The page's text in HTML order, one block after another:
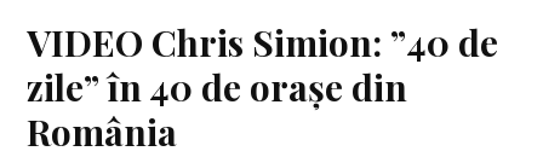
VIDEO Chris Simion: ”40 de
zile” în 40 de orașe din
România